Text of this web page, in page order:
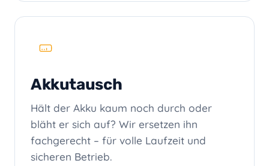
Akkutausch
Hält der Akku kaum noch durch oder
bläht er sich auf? Wir ersetzen ihn
fachgerecht – für volle Laufzeit und
sicheren Betrieb.